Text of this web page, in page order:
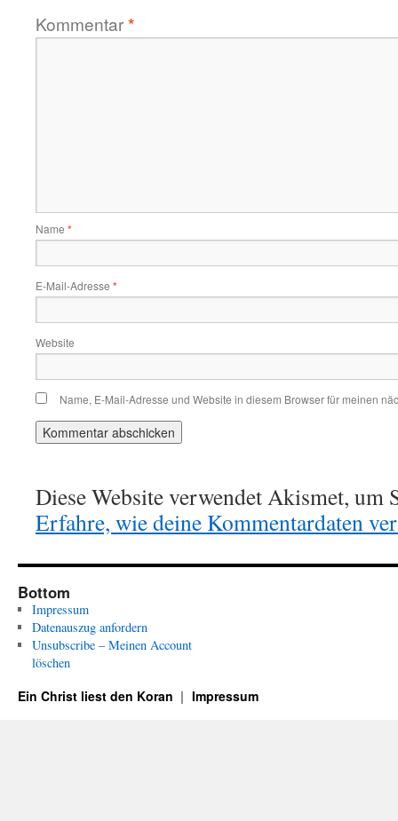
Kommentar*
Name *
E-Mail-Adresse *
Website
Name, E-Mail-Adresse und Website in diesem Browser für meinen
Diese Website verwendet Akismet, um
Erfahre, wie deine Kommentardaten
Bottom
Impressum
Datenauszug anfordern
Unsubscribe – Meinen Account
löschen
Ein Christ liest den Koran Impressum